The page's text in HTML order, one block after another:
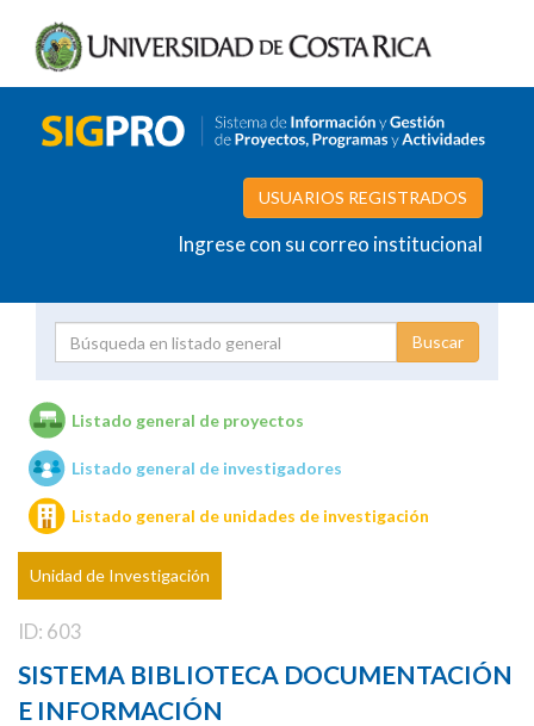
USUARIOS REGISTRADOS
Ingrese con su correo institucional
Unidades de investigación
Listado general de proyectos
Listado general de investigadores
Listado general de unidades de investigación
Unidad de Investigación
ID: 603
SISTEMA BIBLIOTECA DOCUMENTACIÓN
E INFORMACIÓN